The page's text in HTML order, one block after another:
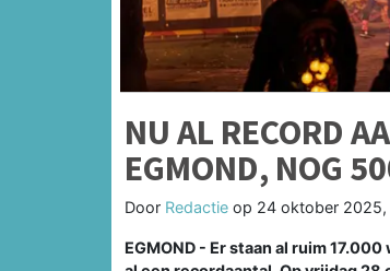
NU AL RECORD
EGMOND, NOG
Door Redactie op 24 oktober 2025,
EGMOND - Er staan al ruim